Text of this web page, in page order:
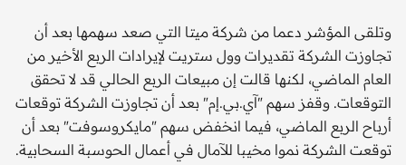
وتلقى المؤشر دعما من شركة ميتا التي صعد سهمها بعد أن
تجاوزت الشركة تقديرات وول ستريت لإيرادات الربع الأخير من
العام الماضي، لكنها قالت إن مبيعات الربع الحالي قد لا تحقق
التوقعات. وقفز سهم "آي.بي.إم" بعد أن تجاوزت الشركة توقعات
أرباح الربع الماضي، فيما انخفض سهم "مايكروسوفت" بعد أن
توقعت الشركة نموا مخيبا للآمال في أعمال الحوسبة السحابية.